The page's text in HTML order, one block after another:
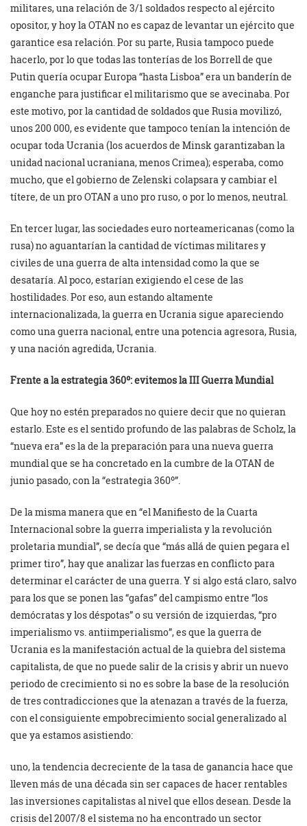
militares, una relación de 3/1 soldados respecto al ejército
opositor, y hoy la OTAN no es capaz de levantar un ejército que
garantice esa relación. Por su parte, Rusia tampoco puede
hacerlo, por lo que todas las tonterías de los Borrell de que
Putin quería ocupar Europa “hasta Lisboa” era un banderín de
enganche para justificar el militarismo que se avecinaba. Por
este motivo, por la cantidad de soldados que Rusia movilizó,
unos 200 000, es evidente que tampoco tenían la intención de
ocupar toda Ucrania (los acuerdos de Minsk garantizaban la
unidad nacional ucraniana, menos Crimea); esperaba, como
mucho, que el gobierno de Zelenski colapsara y cambiar el
títere, de un pro OTAN a uno pro ruso, o por lo menos, neutral.
En tercer lugar, las sociedades euro norteamericanas (como la
rusa) no aguantarían la cantidad de víctimas militares y
civiles de una guerra de alta intensidad como la que se
desataría. Al poco, estarían exigiendo el cese de las
hostilidades. Por eso, aun estando altamente
internacionalizada, la guerra en Ucrania sigue apareciendo
como una guerra nacional, entre una potencia agresora, Rusia,
y una nación agredida, Ucrania.
Frente a la estrategia 360º: evitemos la III Guerra Mundial
Que hoy no estén preparados no quiere decir que no quieran
estarlo. Este es el sentido profundo de las palabras de Scholz, la
“nueva era” es la de la preparación para una nueva guerra
mundial que se ha concretado en la cumbre de la OTAN de
junio pasado, con la “estrategia 360º”.
De la misma manera que en “el Manifiesto de la Cuarta
Internacional sobre la guerra imperialista y la revolución
proletaria mundial”, se decía que “más allá de quien pegara el
primer tiro”, hay que analizar las fuerzas en conflicto para
determinar el carácter de una guerra. Y si algo está claro, salvo
para los que se ponen las “gafas” del campismo entre “los
demócratas y los déspotas” o su versión de izquierdas, “pro
imperialismo vs. antiimperialismo”, es que la guerra de
Ucrania es la manifestación actual de la quiebra del sistema
capitalista, de que no puede salir de la crisis y abrir un nuevo
periodo de crecimiento si no es sobre la base de la resolución
de tres contradicciones que la atenazan a través de la fuerza,
con el consiguiente empobrecimiento social generalizado al
que ya estamos asistiendo:
uno, la tendencia decreciente de la tasa de ganancia hace que
lleven más de una década sin ser capaces de hacer rentables
las inversiones capitalistas al nivel que ellos desean. Desde la
crisis del 2007/8 el sistema no ha encontrado un sector